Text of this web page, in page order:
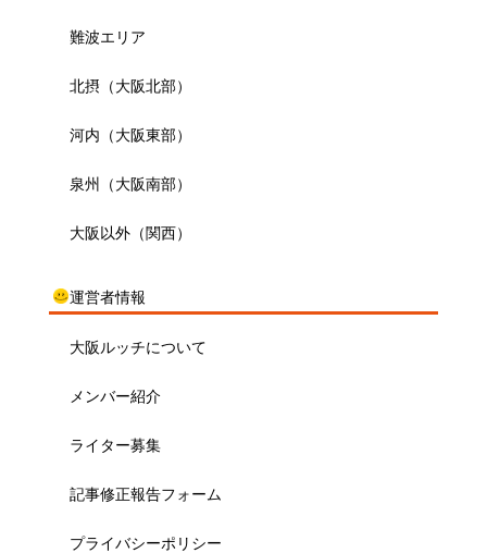
難波エリア
北摂（大阪北部）
河内（大阪東部）
泉州（大阪南部）
大阪以外（関西）
運営者情報
大阪ルッチについて
メンバー紹介
ライター募集
記事修正報告フォーム
プライバシーポリシー